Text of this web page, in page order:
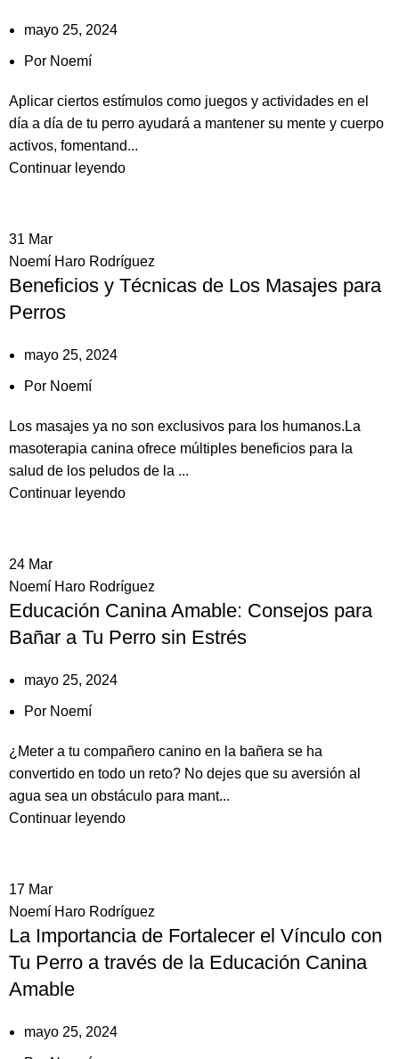
mayo 25, 2024
Por Noemí
Aplicar ciertos estímulos como juegos y actividades en el
día a día de tu perro ayudará a mantener su mente y cuerpo
activos, fomentand...
Continuar leyendo
31 Mar
Noemí Haro Rodríguez
Beneficios y Técnicas de Los Masajes para
Perros
mayo 25, 2024
Por Noemí
Los masajes ya no son exclusivos para los humanos.La
masoterapia canina ofrece múltiples beneficios para la
salud de los peludos de la ...
Continuar leyendo
24 Mar
Noemí Haro Rodríguez
Educación Canina Amable: Consejos para
Bañar a Tu Perro sin Estrés
mayo 25, 2024
Por Noemí
¿Meter a tu compañero canino en la bañera se ha
convertido en todo un reto? No dejes que su aversión al
agua sea un obstáculo para mant...
Continuar leyendo
17 Mar
Noemí Haro Rodríguez
La Importancia de Fortalecer el Vínculo con
Tu Perro a través de la Educación Canina
Amable
mayo 25, 2024